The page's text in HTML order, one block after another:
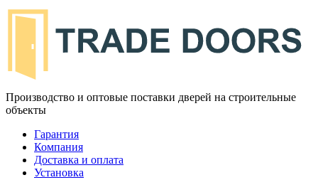
Производство и оптовые поставки дверей на строительные
объекты
Гарантия
Компания
Доставка и оплата
Установка